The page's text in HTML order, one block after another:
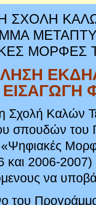
ΣΧΟΛΗ
ΜΟΡΦΕΣ
ΕΙΣΑΓΩΓΗ
Σχολή Καλών
σπουδών του
και 2006-2007)
να
του